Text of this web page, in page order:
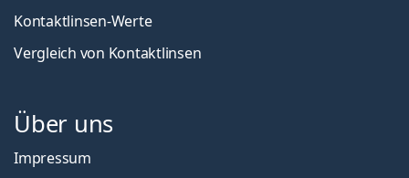
Kontaktlinsen-Werte
Vergleich von Kontaktlinsen
Über uns
Impressum